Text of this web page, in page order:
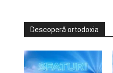
Descoperă ortodoxia